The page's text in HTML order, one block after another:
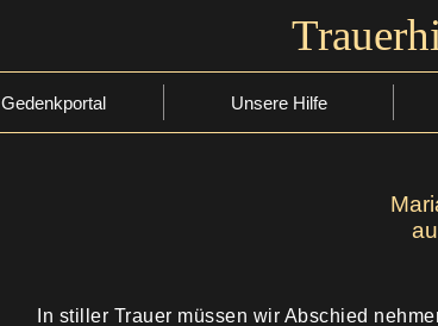
Gedenkportal Unsere Hilfe
In stiller Trauer müssen wir Abschied